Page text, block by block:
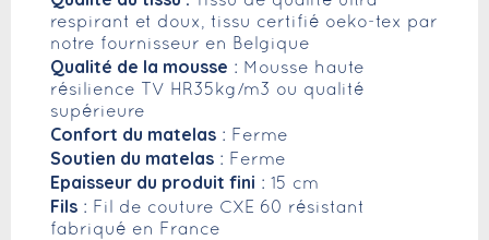
respirant et doux, tissu certifié oeko-tex par
notre fournisseur en Belgique
Qualité de la mousse : Mousse haute
résilience TV HR35kg/m3 ou qualité
supérieure
Confort du matelas : Ferme
Soutien du matelas : Ferme
Epaisseur du produit fini : 15 cm
Fils : Fil de couture CXE 60 résistant
fabriqué en France